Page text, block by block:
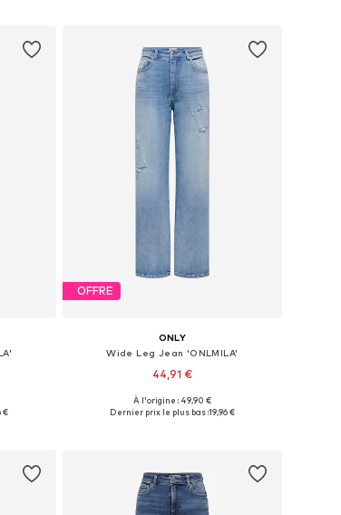
€
OFFRE
ONLY
Wide Leg Jean 'ONLMILA'
44,91 €
Disponible en plusieurs tailles
À l'origine : 49,90 €
Dernier prix le plus bas :19,96 €